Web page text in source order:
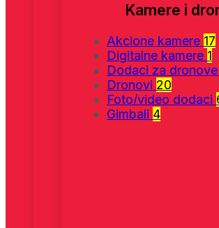
Kamere i
Akcione kamere 17
Digitalne kamere 1
Dodaci za dronove
Dronovi 20
Foto/video dodaci
Gimbali 4